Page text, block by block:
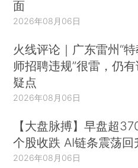
面
2026年08月06日
火线评论｜广东雷州“
师招聘违规”很雷，仍
疑点
2026年08月06日
【大盘脉搏】早盘超
个股收跌 AI链条震荡回
2026年08月06日